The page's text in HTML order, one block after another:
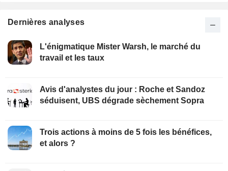
Dernières analyses
L'énigmatique Mister Warsh, le marché du
travail et les taux
Avis d'analystes du jour : Roche et Sandoz
séduisent, UBS dégrade sèchement Sopra
Trois actions à moins de 5 fois les bénéfices,
et alors ?